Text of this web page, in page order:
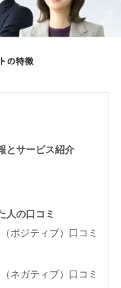
とサービス紹介
人の口コミ
ポジティブ）口コミ
ネガティブ）口コミ